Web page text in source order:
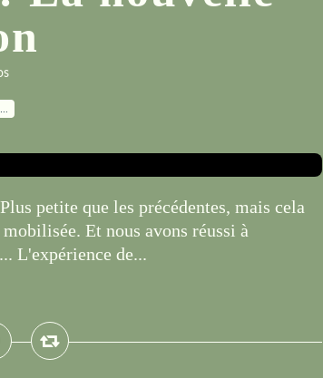
petite que les précédentes, mais cela
Et nous avons réussi à
L'expérience de...